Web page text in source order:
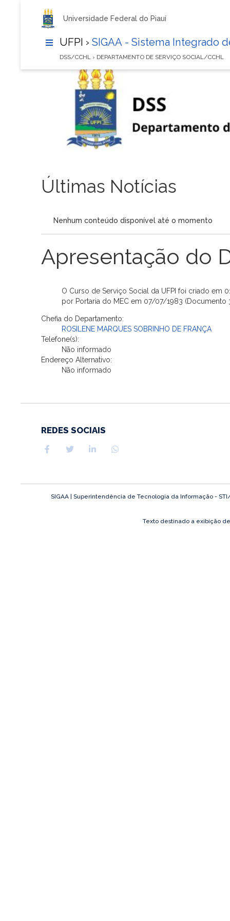
Universidade Federal do Piauí
UFPI › SIGAA - Sistema Integrado
DSS/CCHL › DEPARTAMENTO DE SERVIÇO SOCIAL/CCHL
Últimas Notícias
Nenhum conteúdo disponível até o momento
Apresentação do
O Curso de Serviço Social da UFPI foi criado em
por Portaria do MEC em 07/07/1983 (Documento
Chefia do Departamento:
ROSILENE MARQUES SOBRINHO DE FRANÇA
Telefone(s):
Não informado
Endereço Alternativo:
Não informado
REDES SOCIAIS
SIGAA | Superintendência de Tecnologia da Informação -
Texto destinado a exibição